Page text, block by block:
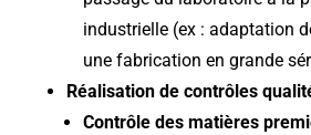
industrielle (ex : adaptation
une fabrication en grande
Réalisation de contrôles
Contrôle des matières